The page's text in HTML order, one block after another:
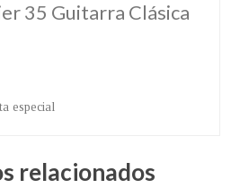
35 Guitarra Clásica
especial
relacionados